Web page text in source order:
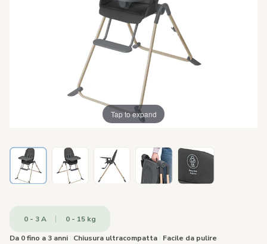
Tap to expand
0 - 3 A
0 - 15 kg
Da 0 fino a 3 anni
Chiusura ultracompatta Facile da pulire